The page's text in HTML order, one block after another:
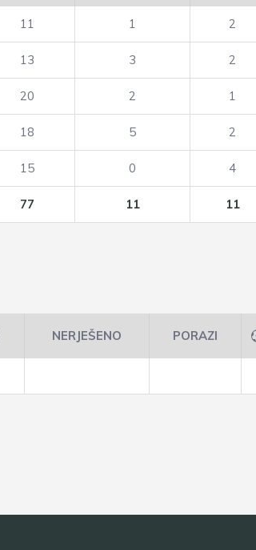
11 1 2
13 3 2
20 2 1
18 5 2
15 0 4
77 11 11
NERJEŠENO PORAZI